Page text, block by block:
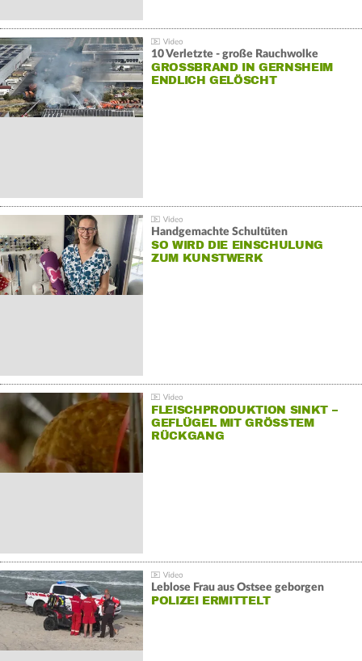
10 Verletzte - große Rauchwolke
GROSSBRAND IN GERNSHEIM E
NDLICH GELÖSCHT
Handgemachte Schultüten
SO WIRD DIE EINSCHULUNG
ZUM KUNSTWERK
FLEISCHPRODUKTION SINKT –
GEFLÜGEL MIT GRÖSSTEM R
ÜCKGANG
Leblose Frau aus Ostsee geborgen
POLIZEI ERMITTELT